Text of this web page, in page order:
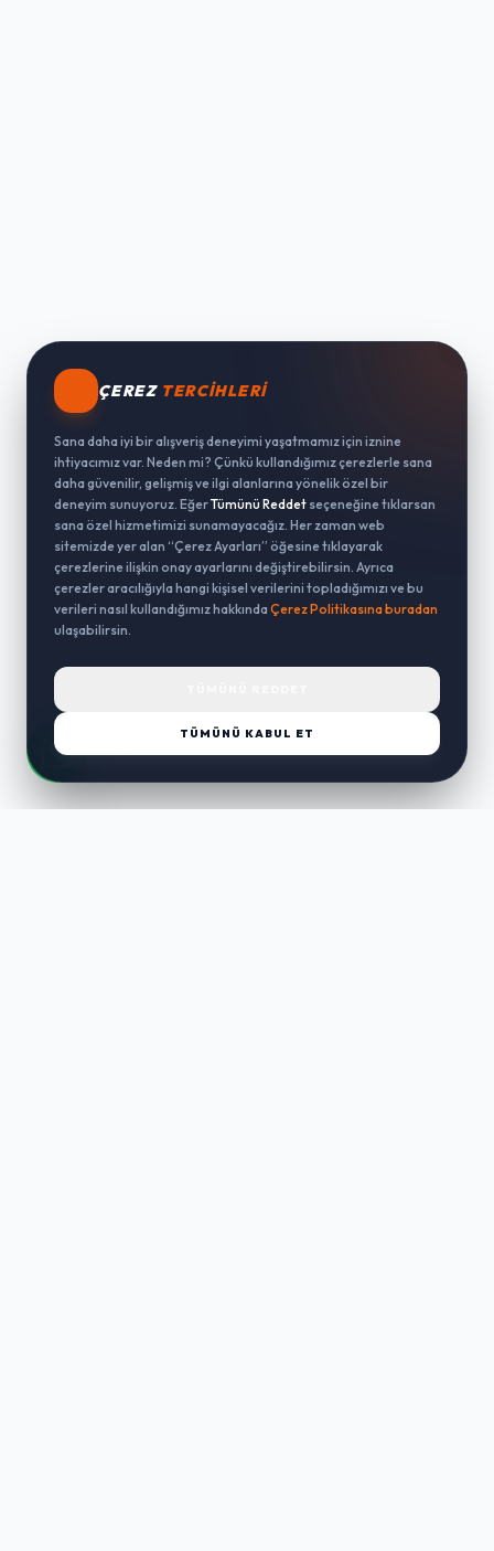
ÇEREZ TERCIHLERI
Sana daha iyi bir alışveriş deneyimi yaşatmamız için iznine
ihtiyacımız var. Neden mi? Çünkü kullandığımız çerezlerle sana
daha güvenilir, gelişmiş ve ilgi alanlarına yönelik özel bir
deneyim sunuyoruz. EğerTümünü Reddet seçeneğine tıklarsan
sana özel hizmetimizi sunamayacağız. Her zaman web
sitemizde yer alan “Çerez Ayarları” öğesine tıklayarak
çerezlerine ilişkin onay ayarlarını değiştirebilirsin. Ayrıca
çerezler aracılığıyla hangi kişisel verilerini topladığımızı ve bu
verileri nasıl kullandığımız hakkında Çerez Politikasına buradan
ulaşabilirsin.
TÜMÜNÜ KABUL ET